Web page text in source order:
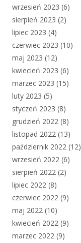
wrzesień 2023 (6)
sierpień 2023 (2)
lipiec 2023 (4)
czerwiec 2023 (10)
maj 2023 (12)
kwiecień 2023 (6)
marzec 2023 (15)
luty 2023 (5)
styczeń 2023 (8)
grudzień 2022 (8)
listopad 2022 (13)
październik 2022 (12)
wrzesień 2022 (6)
sierpień 2022 (2)
lipiec 2022 (8)
czerwiec 2022 (9)
maj 2022 (10)
kwiecień 2022 (9)
marzec 2022 (9)